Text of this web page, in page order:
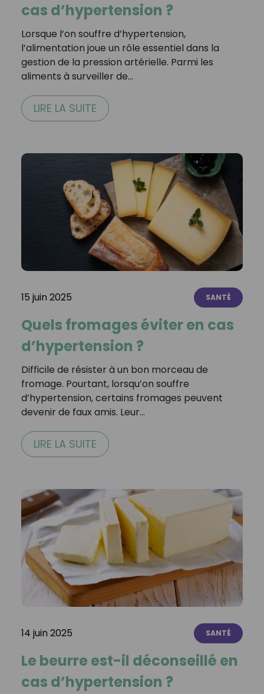
cas d’hypertension ?
Lorsque l’on souffre d’hypertension,
l’alimentation joue un rôle essentiel dans la
gestion de la pression artérielle. Parmi les
aliments à surveiller de…
LIRE LA SUITE
15 juin 2025 SANTÉ
Quels fromages éviter en cas
d’hypertension ?
Difficile de résister à un bon morceau de
fromage. Pourtant, lorsqu’on souffre
d’hypertension, certains fromages peuvent
devenir de faux amis. Leur…
LIRE LA SUITE
14 juin 2025 SANTÉ
Le beurre est-il déconseillé en
cas d’hypertension ?